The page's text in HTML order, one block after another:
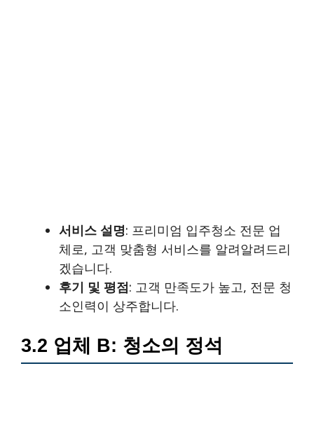
서비스 설명: 프리미엄 입주청소 전문 업
체로, 고객 맞춤형 서비스를 알려알려드리
겠습니다.
후기 및 평점: 고객 만족도가 높고, 전문 청
소인력이 상주합니다.
3.2 업체 B: 청소의 정석